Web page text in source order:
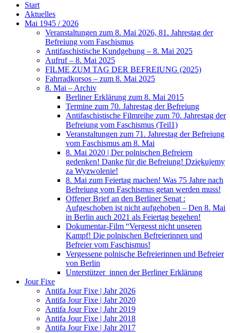
Start
Aktuelles
Mai 1945 / 2026
Veranstaltungen zum 8. Mai 2026, 81. Jahrestag der
Befreiung vom Faschismus
Antifaschistische Kundgebung – 8. Mai 2025
Aufruf – 8. Mai 2025
FILME ZUM TAG DER BEFREIUNG (2025)
Fahrradkorsos – zum 8. Mai 2025
8. Mai – Archiv
Berliner Erklärung zum 8. Mai 2015
Termine zum 70. Jahrestag der Befreiung
Antifaschistische Filmreihe zum 70. Jahrestag der
Befreiung vom Faschismus (Teil1)
Veranstaltungen zum 71. Jahrestag der Befreiung
vom Faschismus am 8. Mai
8. Mai 2020 | Der polnischen Befreiern
gedenken! Danke für die Befreiung! Dziękujemy
za Wyzwolenie!
8. Mai zum Feiertag machen! Was 75 Jahre nach
Befreiung vom Faschismus getan werden muss!
Offener Brief an den Berliner Senat :
Aufgeschoben ist nicht aufgehoben – Den 8. Mai
in Berlin auch 2021 als Feiertag begehen!
Dokumentar-Film “Vergesst nicht unseren
Kampf! Die polnischen Befreierinnen und
Befreier vom Faschismus!
Vergessene polnische Befreierinnen und Befreier
von Berlin
Unterstützer_innen der Berliner Erklärung
Jour Fixe
Antifa Jour Fixe | Jahr 2026
Antifa Jour Fixe | Jahr 2020
Antifa Jour Fixe | Jahr 2019
Antifa Jour Fixe | Jahr 2018
Antifa Jour Fixe | Jahr 2017